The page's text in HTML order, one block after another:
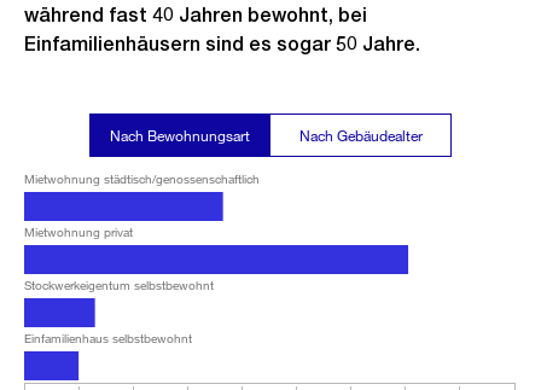
während fast 40 Jahren bewohnt, bei
Einfamilienhäusern sind es sogar 50 Jahre.
Mietwohnung städtisch/genossenschaftlich
Mietwohnung privat
Stockwerkeigentum selbstbewohnt
Einfamilienhaus selbstbewohnt
Nach Bewohnungsart Nach Gebäudealter